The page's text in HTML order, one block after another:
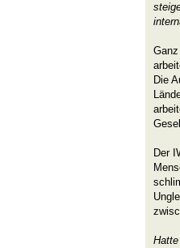
Die
Der